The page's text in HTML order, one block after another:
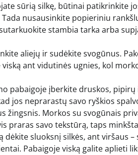
sūrią silkę, būtinai patikrinkite
Tada nusausinkite popieriniu
stambia tarka arba
aliejų ir sudėkite svogūnus.
ant vidutinės ugnies, kol
pabaigoje įberkite druskos,
jos neprarastų savo ryškios
žingsnis. Morkos su svogūnais
praras savo tekstūrą, taps
dėkite sluoksnį silkės, ant viršaus
Pabaigoje viską galite aplieti